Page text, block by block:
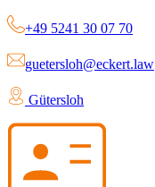
+49 5241 30 07 70
guetersloh@eckert.law
Gütersloh